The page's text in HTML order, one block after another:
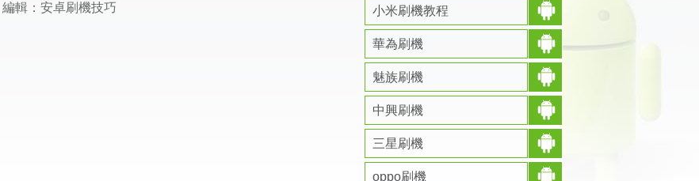
編輯：安卓刷機技巧 小米刷機教程
華為刷機
魅族刷機
中興刷機
三星刷機
oppo刷機